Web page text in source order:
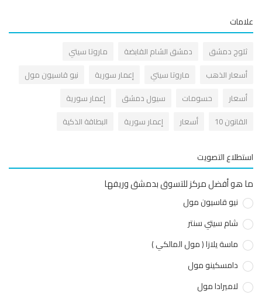
دمشق دمشق الشام القابضة
ماروتا سيتي
الذهب
ماروتا سيتي إعمار سورية
نيو قاسيون مول
حسومات سيول دمشق
إعمار سورية
10
أسعار إعمار سورية البطاقة الذكية
التصويت
أفضل مركز للتسوق بدمشق وريفها
نيو قاسيون مول
شام سيتي سنتر
ماسة يلازا ( مول المالكي )
دامسكينو مول
لاميرادا مول